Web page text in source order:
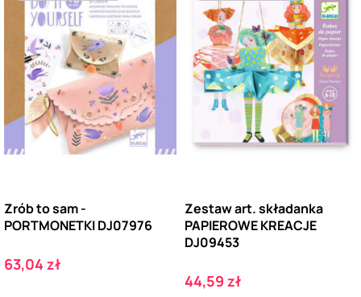
Zrób to sam -
PORTMONETKI DJ07976
Cena
63,04 zł
Zestaw art. składanka
PAPIEROWE KREACJE
DJ09453
Cena
44,59 zł